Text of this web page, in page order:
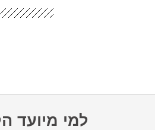
למי מיועד